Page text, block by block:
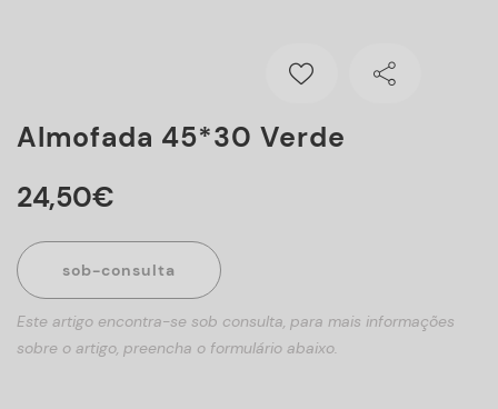
Almofada 45*30 Verde
24,50€
sob-consulta
Este artigo encontra-se sob consulta, para mais informações
sobre o artigo, preencha o formulário abaixo.